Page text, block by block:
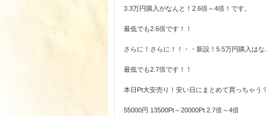
3.3万円購入がなんと！2.6倍～4倍！です。
最低でも2.6倍です！！
さらに！さらに！！・・新設！5.5万円購入はな
最低でも2.7倍です！！
本日Pt大安売り！安い日にまとめて買っちゃう
55000円 13500Pt～20000Pt 2.7倍～4倍